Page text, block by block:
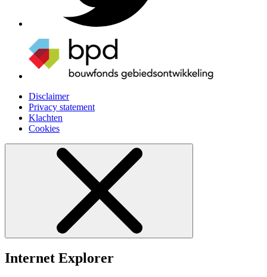
Disclaimer
Privacy statement
Klachten
Cookies
Internet Explorer